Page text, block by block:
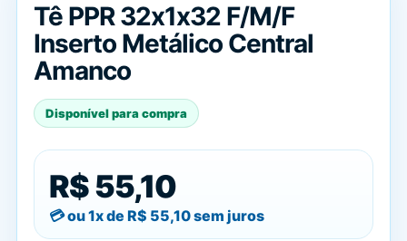
Tê PPR 32x1x32 F/M/F
Inserto Metálico Central
Amanco
Disponível para compra
R$ 55,10
ou 1x de R$ 55,10sem juros